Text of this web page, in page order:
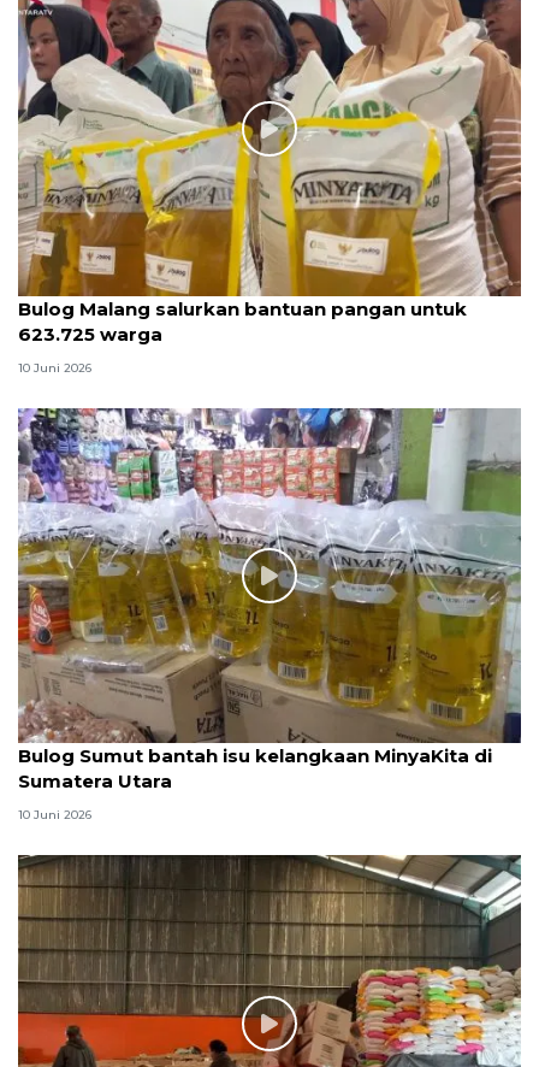
Bulog Malang salurkan bantuan pangan untuk
623.725 warga
10 Juni 2026
Bulog Sumut bantah isu kelangkaan MinyaKita di
Sumatera Utara
10 Juni 2026